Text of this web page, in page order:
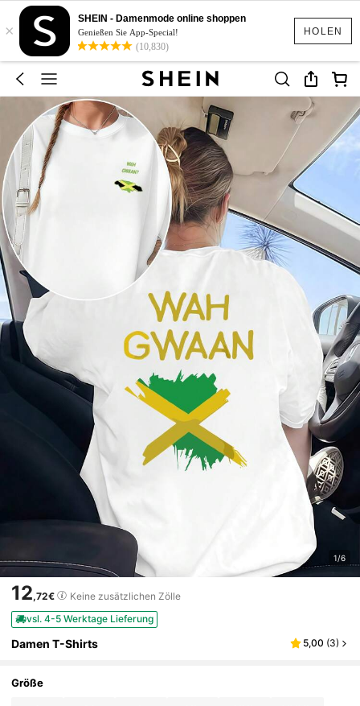
HOLEN
×
SHEIN - Damenmode online shoppen
Genießen Sie App-Special!
(10,830)
1/6
12,72€
Keine zusätzlichen Zölle
vsl. 4-5 Werktage Lieferung
Damen T-Shirts 5,00 (3)
Größe